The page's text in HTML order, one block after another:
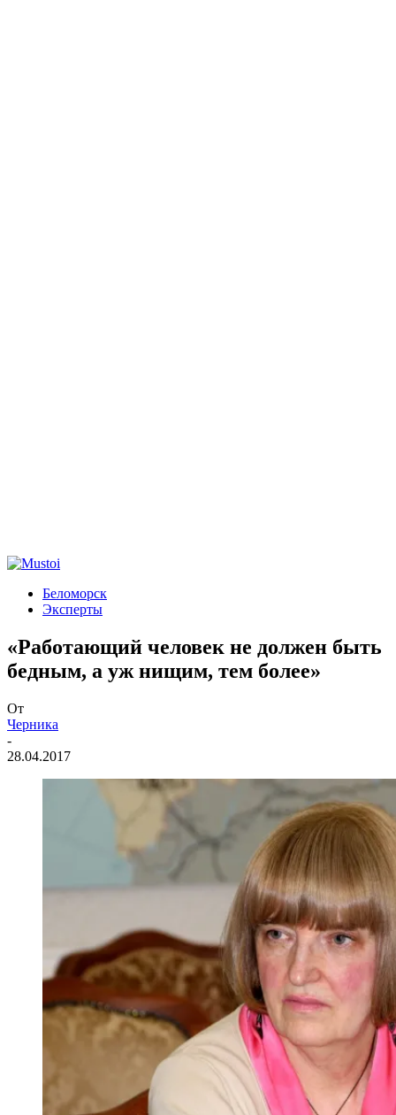
Беломорск
Эксперты
«Работающий человек не должен быть
бедным, а уж нищим, тем более»
От
Черника
-
28.04.2017